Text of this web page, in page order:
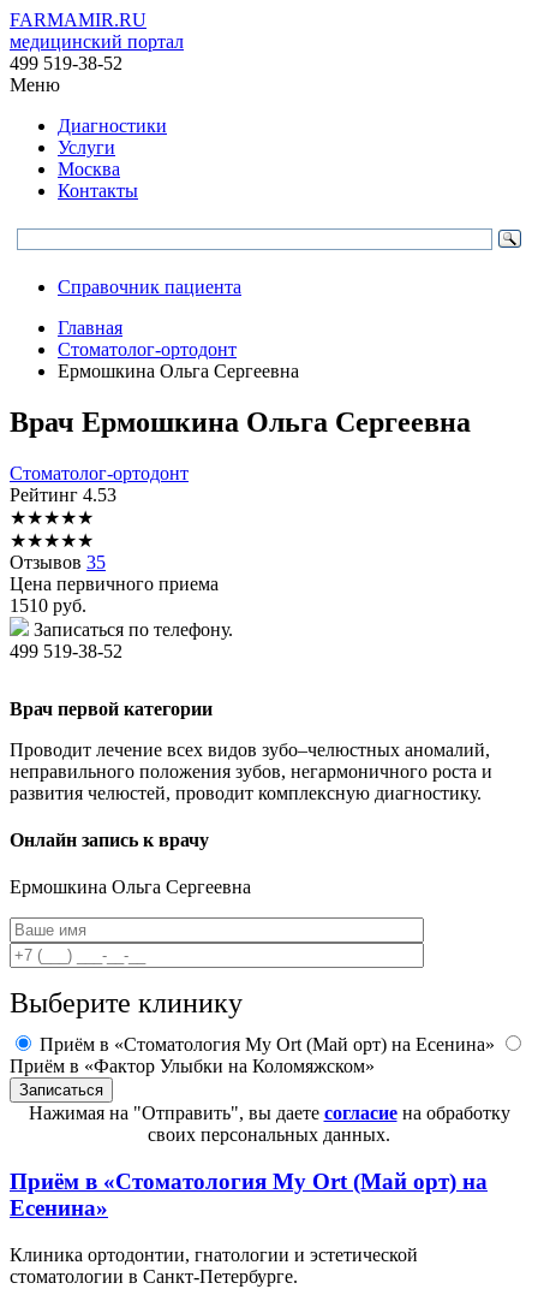
FARMAMIR.RU
медицинский портал
499 519-38-52
Меню
Диагностики
Услуги
Москва
Контакты
Справочник пациента
Главная
Стоматолог-ортодонт
Ермошкина Ольга Сергеевна
Врач Ермошкина Ольга Сергеевна
Стоматолог-ортодонт
Рейтинг 4.53
★★★★★
★★★★★
Отзывов 35
Цена первичного приема
1510 руб.
Записаться по телефону.
499 519-38-52
Врач первой категории
Проводит лечение всех видов зубо–челюстных аномалий,
неправильного положения зубов, негармоничного роста и
развития челюстей, проводит комплексную диагностику.
Онлайн запись к врачу
Ермошкина Ольга Сергеевна
Выберите клинику
Приём в «Стоматология My Ort (Май орт) на Есенина»
Приём в «Фактор Улыбки на Коломяжском»
Нажимая на "Отправить", вы даете согласиена обработку
своих персональных данных.
Приём в «Стоматология My Ort (Май орт) на
Есенина»
Клиника ортодонтии, гнатологии и эстетической
стоматологии в Санкт-Петербурге.